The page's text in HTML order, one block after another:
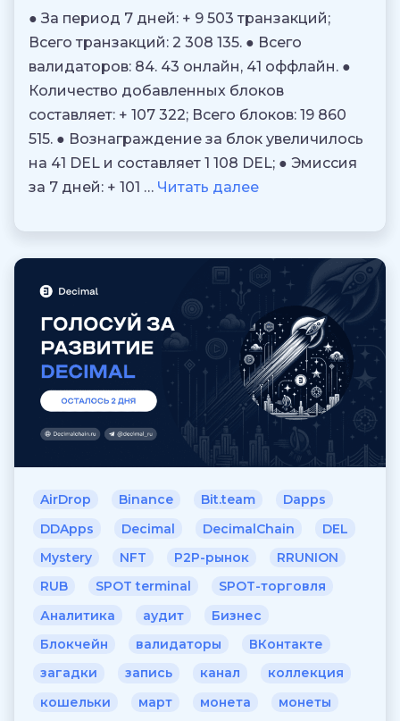
● За период 7 дней: + 9 503 транзакций;
Всего транзакций: 2 308 135. ● Всего
валидаторов: 84. 43 онлайн, 41 оффлайн. ●
Количество добавленных блоков
составляет: + 107 322; Всего блоков: 19 860
515. ● Вознаграждение за блок увеличилось
на 41 DEL и составляет 1 108 DEL; ● Эмиссия
за 7 дней: + 101 … Читать далее
AirDrop Binance Bit.team
Dapps
DDApps
Decimal DecimalChain
DEL
Mystery
NFT P2P-рынок
RRUNION
RUB
SPOT terminal
SPOT-торговля
Аналитика
аудит
Бизнес
Блокчейн
валидаторы
ВКонтакте
загадки
запись канал
коллекция
кошельки
март монета
монеты